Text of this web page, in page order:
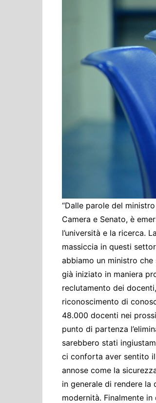
“Dalle parole del
Camera e Senato, è
l’università e la ricerca.
massiccia in questi
abbiamo un ministro
già iniziato in maniera
reclutamento dei
riconoscimento di
48.000 docenti nei
punto di partenza
sarebbero stati
ci conforta aver sentito
annose come la
in generale di rendere
modernità. Finalmente